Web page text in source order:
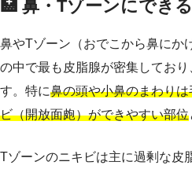
🏥 鼻・Tゾーンにでき
鼻やTゾーン（おでこから鼻にか
の中で最も皮脂腺が密集してお
す。特に鼻の頭や小鼻のまわり
ビ（開放面皰）ができやすい部位
Tゾーンのニキビは主に過剰な皮